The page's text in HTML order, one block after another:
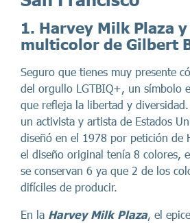
1. Harvey Milk Plaza
multicolor de Gilbert
Seguro que tienes muy presente
del orgullo LGTBIQ+, un símbolo
que refleja la libertad y diversidad.
un activista y artista de Estados
diseñó en el 1978 por petición de
el diseño original tenía 8 colores,
se conservan 6 ya que 2 de los
difíciles de producir.
En la Harvey Milk Plaza, el